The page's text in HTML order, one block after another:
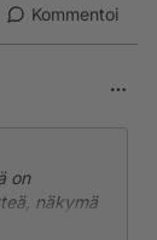
Kommentoi
on
näkymä
voisi nähdä